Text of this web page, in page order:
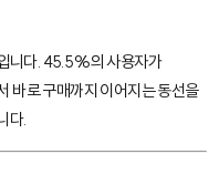
니다. 45.5%의 사용자가
바로 구매까지 이어지는 동선을
다.